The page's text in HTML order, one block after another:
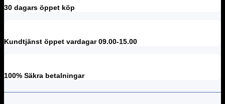
30 dagars öppet köp
Kundtjänst öppet vardagar 09.00-15.00
100% Säkra betalningar